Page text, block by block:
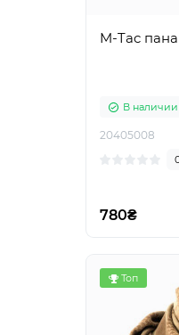
M-Tac
В наличии
20405008
780₴
Топ